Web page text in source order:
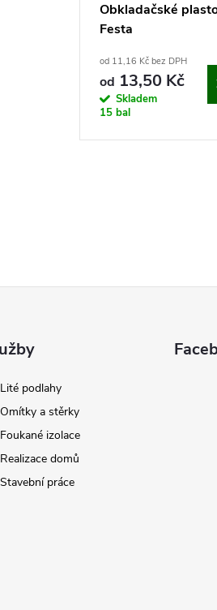
Obkladačské
Festa
od 11,16 Kč bez DPH
od 13,50 Kč
Skladem
15 bal
Lité podlahy
Omítky a stěrky
Foukané izolace
Realizace domů
Stavební práce